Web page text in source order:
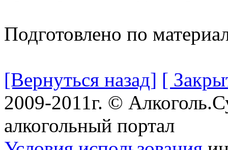
Подготовлено по
[Вернуться назад] [
2009-2011г. ©
алкогольный портал